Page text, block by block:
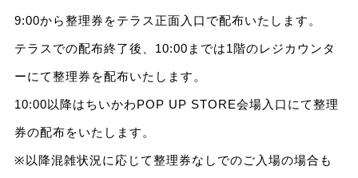
9:00から整理券をテラス正面入口で配布いたします。
テラスでの配布終了後、10:00までは1階のレジカウンタ
ーにて整理券を配布いたします。
10:00以降はちいかわPOP UP STORE会場入口にて整理
券の配布をいたします。
※以降混雑状況に応じて整理券なしでのご入場の場合も